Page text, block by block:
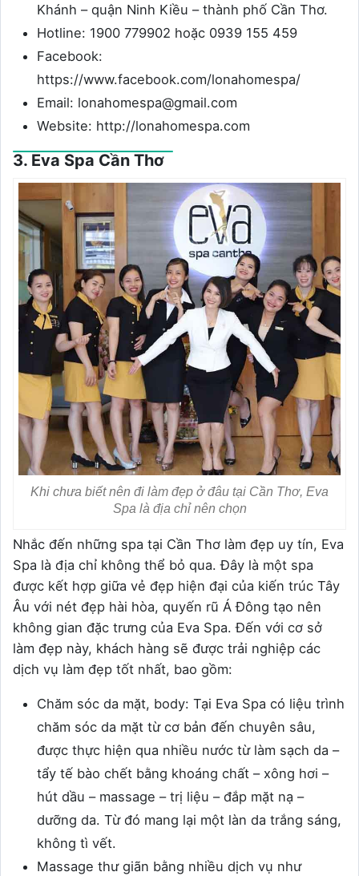
Khánh – quận Ninh Kiều – thành phố Cần Thơ.
Hotline: 1900 779902 hoặc 0939 155 459
Facebook:
https://www.facebook.com/lonahomespa/
Email: lonahomespa@gmail.com
Website: http://lonahomespa.com
3. Eva Spa Cần Thơ
Khi chưa biết nên đi làm đẹp ở đâu tại Cần Thơ, Eva
Spa là địa chỉ nên chọn
Nhắc đến những spa tại Cần Thơ làm đẹp uy tín, Eva
Spa là địa chỉ không thể bỏ qua. Đây là một spa
được kết hợp giữa vẻ đẹp hiện đại của kiến trúc Tây
Âu với nét đẹp hài hòa, quyến rũ Á Đông tạo nên
không gian đặc trưng của Eva Spa. Đến với cơ sở
làm đẹp này, khách hàng sẽ được trải nghiệp các
dịch vụ làm đẹp tốt nhất, bao gồm:
Chăm sóc da mặt, body: Tại Eva Spa có liệu trình
chăm sóc da mặt từ cơ bản đến chuyên sâu,
được thực hiện qua nhiều nước từ làm sạch da –
tẩy tế bào chết bằng khoáng chất – xông hơi –
hút dầu – massage – trị liệu – đắp mặt nạ –
dưỡng da. Từ đó mang lại một làn da trắng sáng,
không tì vết.
Massage thư giãn bằng nhiều dịch vụ như